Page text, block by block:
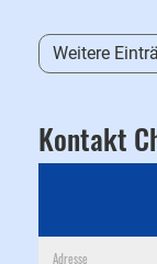
Weitere
Kontakt
Adresse